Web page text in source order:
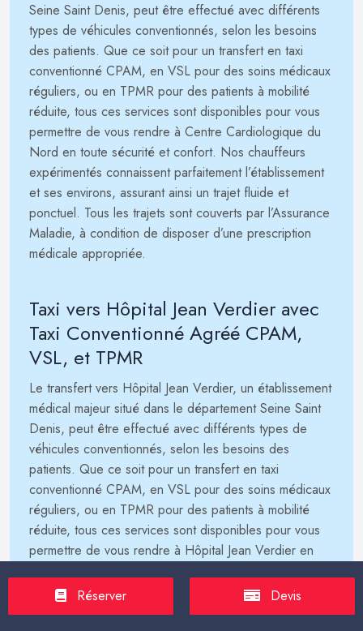
Seine Saint Denis, peut être effectué avec différents
types de véhicules conventionnés, selon les besoins
des patients. Que ce soit pour un transfert en taxi
conventionné CPAM, en VSL pour des soins médicaux
réguliers, ou en TPMR pour des patients à mobilité
réduite, tous ces services sont disponibles pour vous
permettre de vous rendre à Centre Cardiologique du
Nord en toute sécurité et confort. Nos chauffeurs
expérimentés connaissent parfaitement l’établissement
et ses environs, assurant ainsi un trajet fluide et
ponctuel. Tous les trajets sont couverts par l’Assurance
Maladie, à condition de disposer d’une prescription
médicale appropriée.
Taxi vers Hôpital Jean Verdier avec
Taxi Conventionné Agréé CPAM,
VSL, et TPMR
Le transfert vers Hôpital Jean Verdier, un établissement
médical majeur situé dans le département Seine Saint
Denis, peut être effectué avec différents types de
véhicules conventionnés, selon les besoins des
patients. Que ce soit pour un transfert en taxi
conventionné CPAM, en VSL pour des soins médicaux
réguliers, ou en TPMR pour des patients à mobilité
réduite, tous ces services sont disponibles pour vous
permettre de vous rendre à Hôpital Jean Verdier en
connaissent parfaitement l’établissement et ses
environs, assurant ainsi un trajet fluide et ponctuel.
Réserver Devis